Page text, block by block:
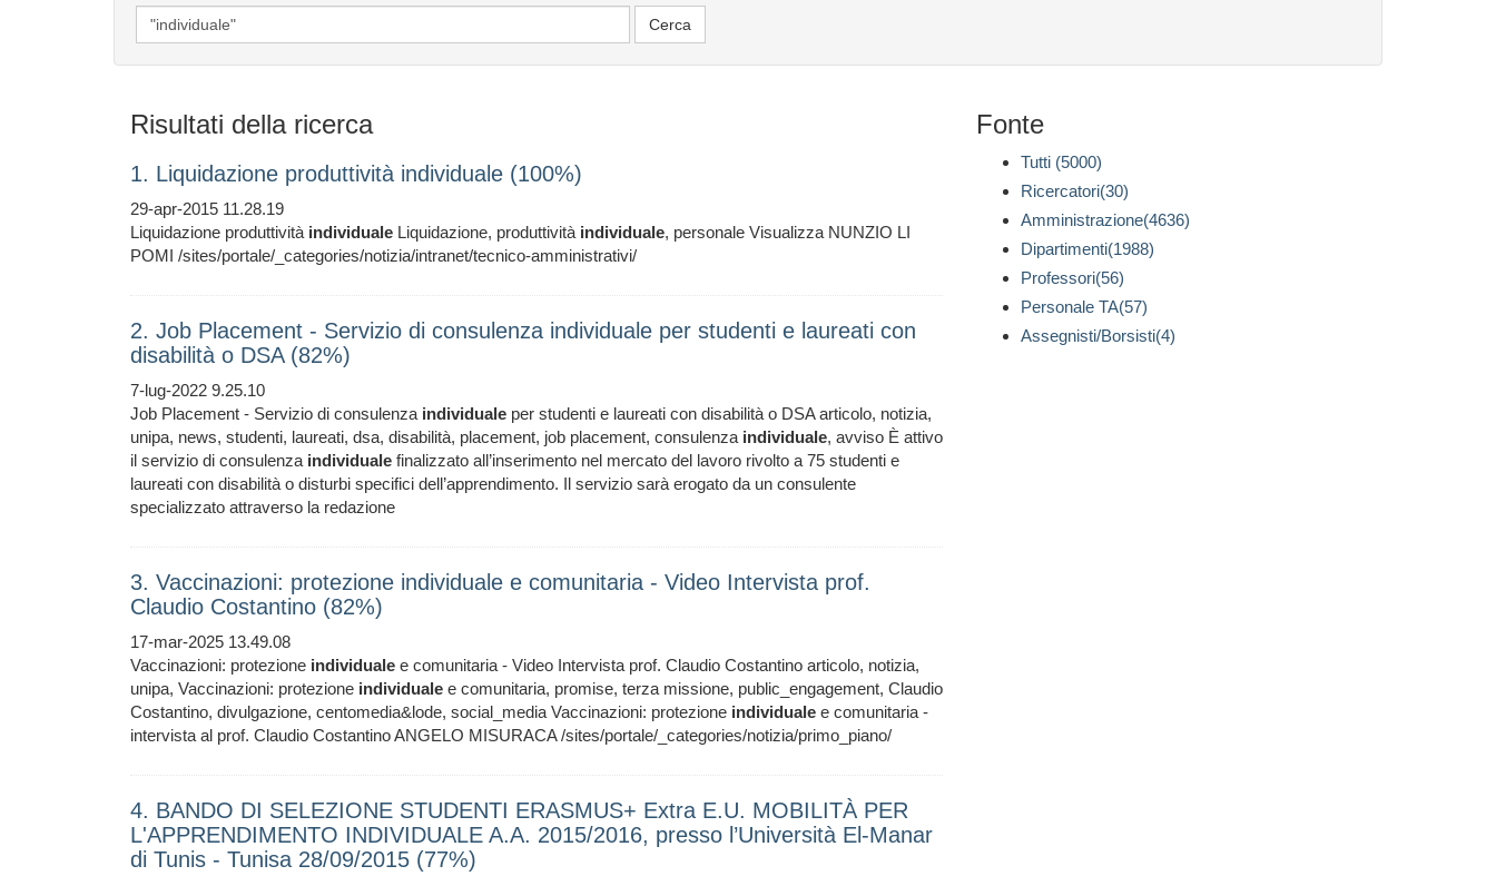
Risultati della ricerca
1. Liquidazione produttività individuale (100%)
29-apr-2015 11.28.19
Liquidazione produttività individuale Liquidazione, produttività individuale, personale Visualizza NUNZIO LI
POMI /sites/portale/_categories/notizia/intranet/tecnico-amministrativi/
2. Job Placement - Servizio di consulenza individuale per studenti e laureati con
disabilità o DSA (82%)
7-lug-2022 9.25.10
Job Placement - Servizio di consulenza individuale per studenti e laureati con disabilità o DSA articolo, notizia,
unipa, news, studenti, laureati, dsa, disabilità, placement, job placement, consulenza individuale, avviso È attivo
il servizio di consulenza individuale finalizzato all’inserimento nel mercato del lavoro rivolto a 75 studenti e
laureati con disabilità o disturbi specifici dell’apprendimento. Il servizio sarà erogato da un consulente
specializzato attraverso la redazione
3. Vaccinazioni: protezione individuale e comunitaria - Video Intervista prof.
Claudio Costantino (82%)
17-mar-2025 13.49.08
Vaccinazioni: protezione individuale e comunitaria - Video Intervista prof. Claudio Costantino articolo, notizia,
unipa, Vaccinazioni: protezione individuale e comunitaria, promise, terza missione, public_engagement, Claudio
Costantino, divulgazione, centomedia&lode, social_media Vaccinazioni: protezione individuale e comunitaria -
intervista al prof. Claudio Costantino ANGELO MISURACA /sites/portale/_categories/notizia/primo_piano/
4. BANDO DI SELEZIONE STUDENTI ERASMUS+ Extra E.U. MOBILITÀ PER
L'APPRENDIMENTO INDIVIDUALE A.A. 2015/2016, presso l’Università El-Manar
di Tunis - Tunisa 28/09/2015 (77%)
Fonte
Tutti (5000)
Ricercatori(30)
Amministrazione(4636)
Dipartimenti(1988)
Professori(56)
Personale TA(57)
Assegnisti/Borsisti(4)